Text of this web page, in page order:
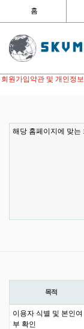
홈
회원가입약관 및 개인정
목적
이용자 식별 및 본인여
부 확인